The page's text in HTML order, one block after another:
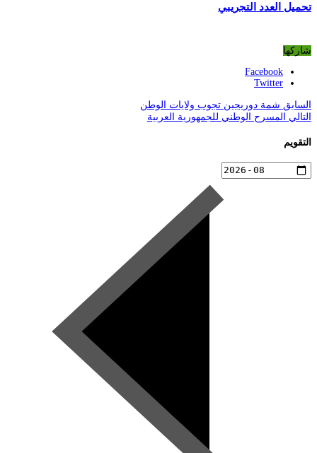
تحميل العدد التجريبي
شاركها
Facebook
Twitter
السابق شمة دوريجين تجوب ولايات الوطن
التالي المسرح الوطني للجمهورية العربية
التقويم